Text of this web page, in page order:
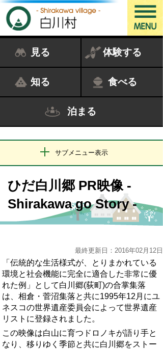
見る 体験する
知る 食べる
泊まる
サブメニュー表示
ひだ白川郷 PR映像 -
Shirakawa go Story -
最終更新日：2016年02月12日
「伝統的な生活様式が、とりまかれている
環境と社会機能に完全に適合した非常に優
れた­例」として白川郷(荻町)の合掌集落
は、相倉・菅沼集落と共に1995年12月にユ
ネ­スコの世界遺産委員会によって世界遺産
リストに登録されました。
この映像は白山に育つドロノキが語り手と
なり、移りゆく季節と共に白川郷をストー